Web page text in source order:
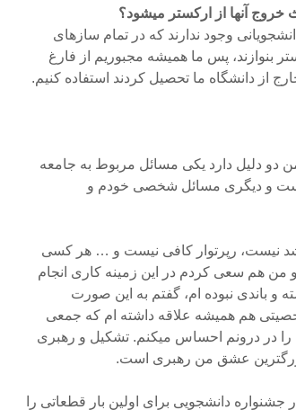
خروج آنها از ارکستر میشود؟
وجود ندارند که در تمام سازهای
بنوازند، پس ما همیشه مجبوریم از فارغ
از دانشگاه ما تحصیل کردند استفاده کنیم.
دو دلیل دارد یکی مسائل مربوط به جامعه
است و دیگری مسائل شخصی خودم و
باشد نیست، رپرتوار کافی نیست و … هر کسی
من هم سعی کردم در این زمینه کاری انجام
باندی نبوده ام، گفتم به این صورت
هم همیشه علاقه داشته ام که جمعی
را در درونم احساس میکنم. تشکیل و رهبری
عشق من رهبری است.
ها در جشنواره دانشجویی برای اولین بار قطعاتی را